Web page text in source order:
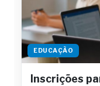
EDUCAÇÃO
Inscrições